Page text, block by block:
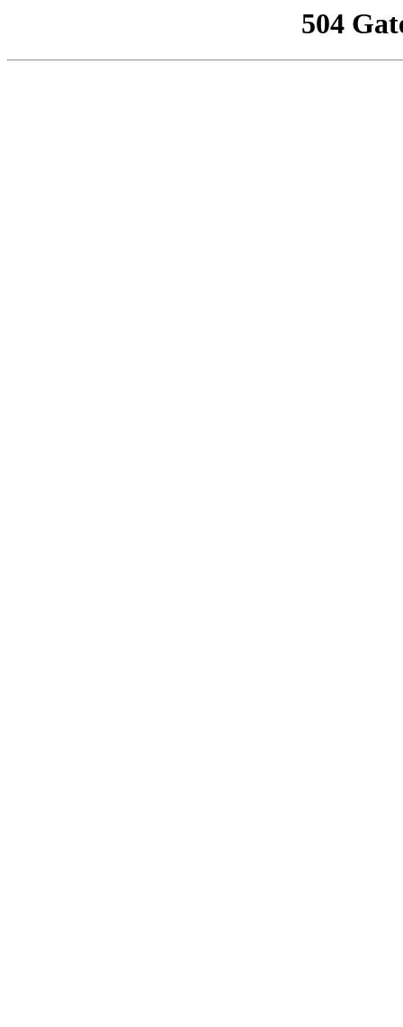
504